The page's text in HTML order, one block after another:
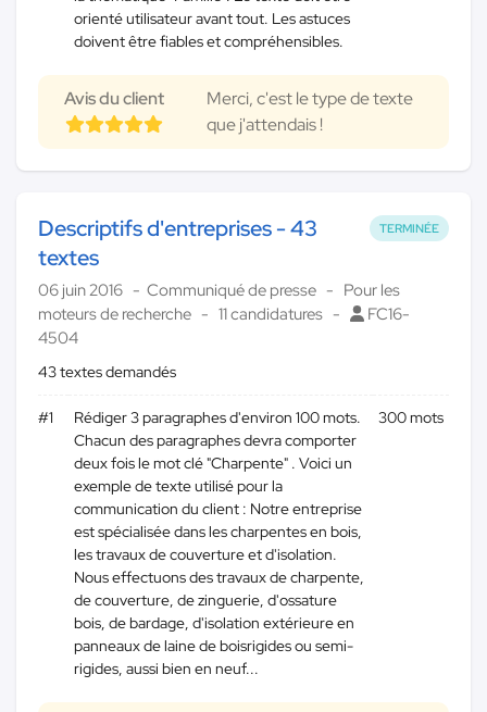
orienté utilisateur avant tout. Les astuces
doivent être fiables et compréhensibles.
Avis du client
Merci, c'est le type de texte
que j'attendais !
TERMINÉE
Descriptifs d'entreprises - 43
textes
06 juin 2016 Communiqué de presse
Pour les
moteurs de recherche
11 candidatures
FC16-
4504
43 textes demandés
#1
Rédiger 3 paragraphes d'environ 100 mots.
Chacun des paragraphes devra comporter
deux fois le mot clé "Charpente" . Voici un
exemple de texte utilisé pour la
communication du client : Notre entreprise
est spécialisée dans les charpentes en bois,
les travaux de couverture et d'isolation.
Nous effectuons des travaux de charpente,
de couverture, de zinguerie, d'ossature
bois, de bardage, d'isolation extérieure en
panneaux de laine de boisrigides ou semi-
rigides, aussi bien en neuf...
300 mots